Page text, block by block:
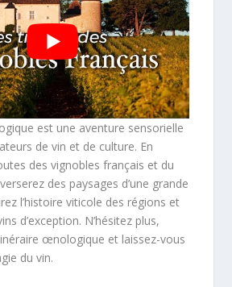
est une aventure sensorielle
de vin et de culture. En
des vignobles français et du
des paysages d’une grande
l’histoire viticole des régions et
d’exception. N’hésitez plus,
œnologique et laissez-vous
du vin.